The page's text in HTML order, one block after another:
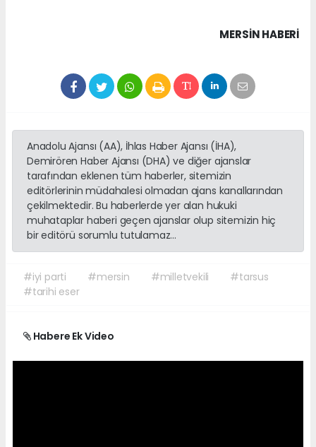
MERSIN HABERİ
Anadolu Ajansı (AA), İhlas Haber Ajansı (İHA),
Demirören Haber Ajansı (DHA) ve diğer ajanslar
tarafından eklenen tüm haberler, sitemizin
editörlerinin müdahalesi olmadan ajans kanallarından
çekilmektedir. Bu haberlerde yer alan hukuki
muhataplar haberi geçen ajanslar olup sitemizin hiç
bir editörü sorumlu tutulamaz...
#iyi parti #mersin #milletvekili
#tarsus
#tarihi eser
Habere Ek Video